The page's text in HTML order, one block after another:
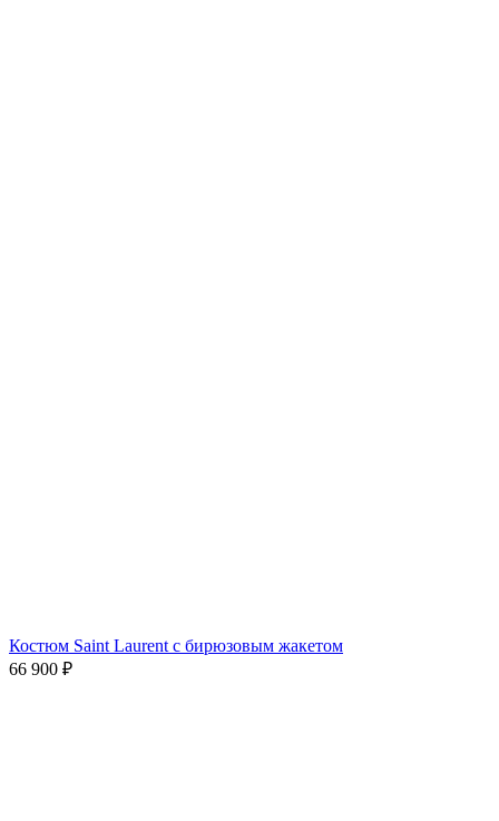
Костюм Saint Laurent с бирюзовым жакетом
66 900 ₽